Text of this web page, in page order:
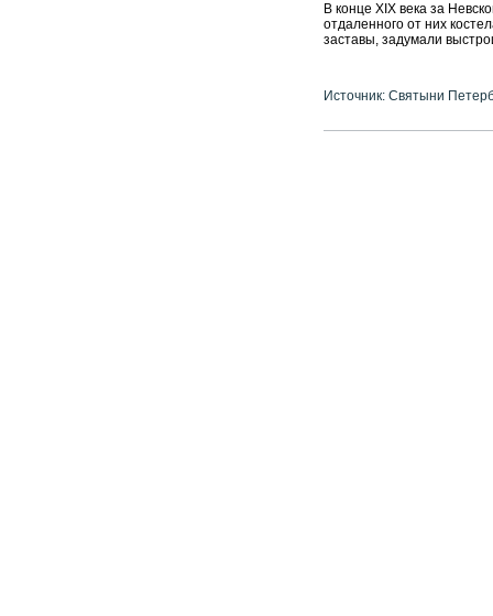
В конце XIX века за
отдаленного от них
заставы, задумали
Источник: Святыни